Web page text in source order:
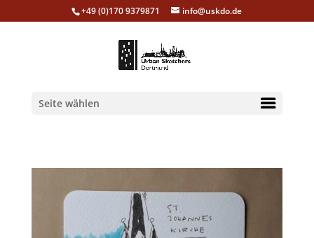
+49 (0)170 9379871 info@uskdo.de
Seite wählen